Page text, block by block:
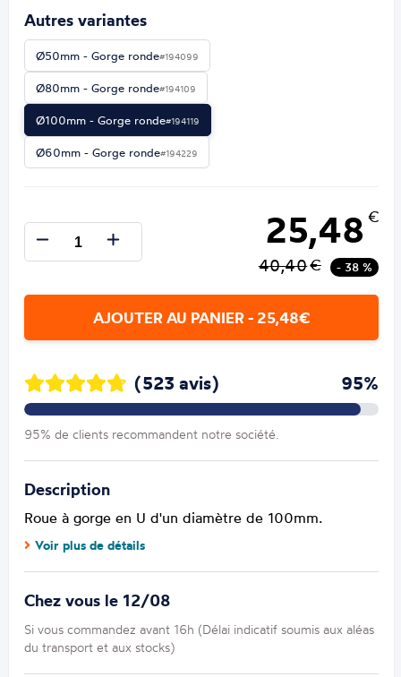
Autres variantes
Ø50mm - Gorge ronde#194099
Ø80mm - Gorge ronde#194109
Ø100mm - Gorge ronde#194119
Ø60mm - Gorge ronde#194229
25,48 €
40,40€ - 38 %
AJOUTER AU PANIER - 25,48€
(523 avis) 95%
95% de clients recommandent notre société.
Description
Roue à gorge en U d'un diamètre de 100mm.
Voir plus de détails
Chez vous le 12/08
Si vous commandez avant 16h (Délai indicatif soumis aux aléas
du transport et aux stocks)